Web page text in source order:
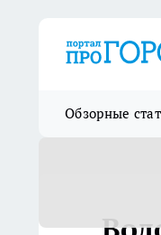
Обзорные